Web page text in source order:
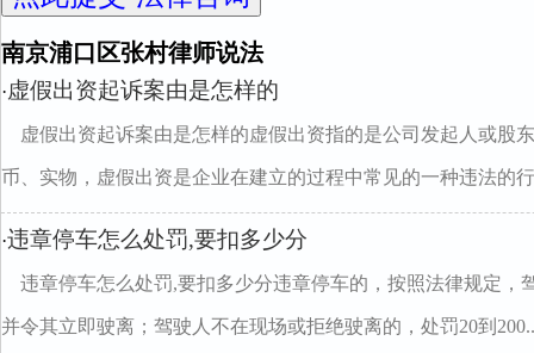
南京浦口区张村律师说法
·虚假出资起诉案由是怎样的
虚假出资起诉案由是怎样的虚假出资指的是公司发起人或股
币、实物，虚假出资是企业在建立的过程中常见的一种违法的
·违章停车怎么处罚,要扣多少分
违章停车怎么处罚,要扣多少分违章停车的，按照法律规定，
并令其立即驶离；驾驶人不在现场或拒绝驶离的，处罚20到